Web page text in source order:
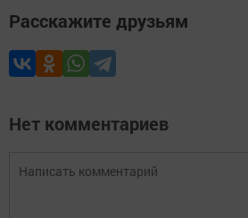
Расскажите друзьям
Нет комментариев